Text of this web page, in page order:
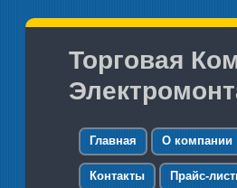
Торговая
Главная О компании
Контакты Прайс-